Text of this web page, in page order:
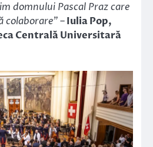
domnului Pascal Praz care
colaborare” –Iulia Pop,
Centrală Universitară